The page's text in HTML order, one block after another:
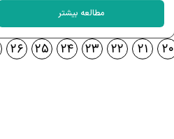
مطالعه بیشتر
۲۰ ۲۱ ۲۲ ۲۳ ۲۴ ۲۵ ۲۶